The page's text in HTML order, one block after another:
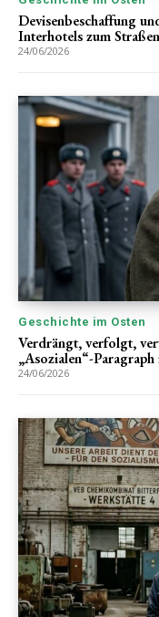
Devisenbeschaffung
Interhotels zum
24/06/2026
Geschichte im Osten
Verdrängt, verfolgt,
„Asozialen“-
24/06/2026